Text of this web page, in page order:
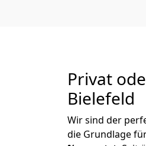
Privat
Bielefeld
Wir sind der
die Grundlage